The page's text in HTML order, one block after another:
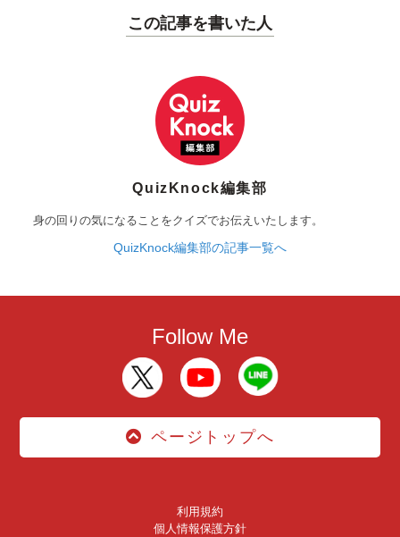
この記事を書いた人
QuizKnock編集部
身の回りの気になることをクイズでお伝えいたします。
QuizKnock編集部の記事一覧へ
Follow Me
ページトップへ
利用規約
個人情報保護方針